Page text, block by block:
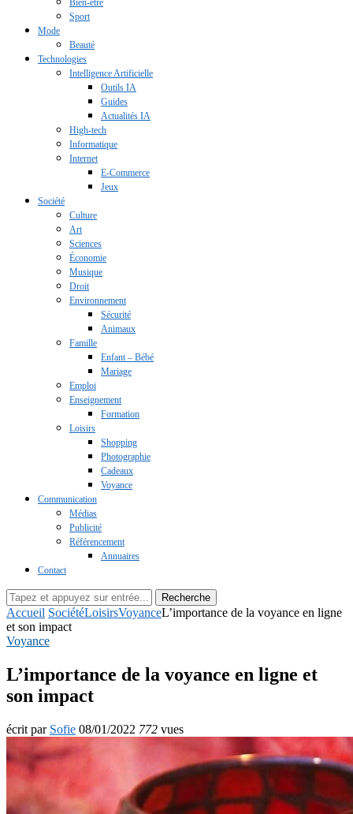
Bien-être
Sport
Mode
Beauté
Technologies
Intelligence Artificielle
Outils IA
Guides
Actualités IA
High-tech
Informatique
Internet
E-Commerce
Jeux
Société
Culture
Art
Sciences
Économie
Musique
Droit
Environnement
Sécurité
Animaux
Famille
Enfant – Bébé
Mariage
Emploi
Enseignement
Formation
Loisirs
Shopping
Photographie
Cadeaux
Voyance
Communication
Médias
Publicité
Référencement
Annuaires
Contact
Recherche
Accueil SociétéLoisirsVoyanceL’importance de la voyance en ligne
et son impact
Voyance
L’importance de la voyance en ligne et
son impact
écrit par Sofie 08/01/2022 772 vues